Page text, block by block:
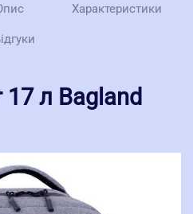
Характеристики
л Bagland